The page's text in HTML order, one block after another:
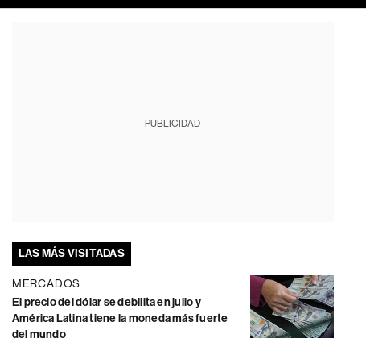
PUBLICIDAD
LAS MÁS VISITADAS
MERCADOS
El precio del dólar se debilita en julio y
América Latina tiene la moneda más fuerte
del mundo